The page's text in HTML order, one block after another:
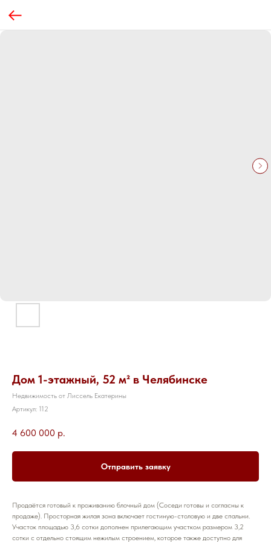
Дом 1-этажный, 52 м² в Челябинске
Недвижимость от Лиссель Екатерины
Артикул: 112
4 600 000 р.
Отправить заявку
Продаётся готовый к проживанию блочный дом (Соседи готовы и согласны к
продаже). Просторная жилая зона включает гостиную-столовую и две спальни.
Участок площадью 3,6 сотки дополнен прилегающим участком размером 3,2
сотки с отдельно стоящим нежилым строением, которое также доступно для